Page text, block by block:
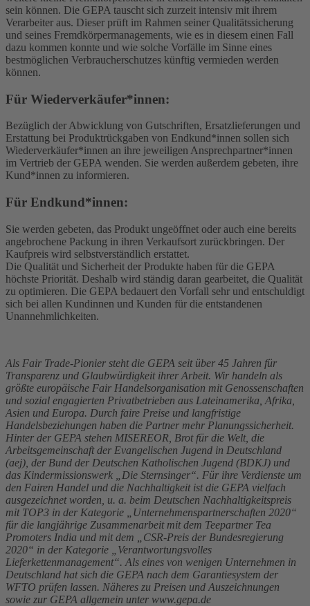
sein können. Die GEPA tauscht sich zurzeit intensiv mit ihrem
Verarbeiter aus. Dieser prüft im Rahmen seiner Qualitätssicherung
und seines Fremdkörpermanagements, wie es in diesem einen Fall
dazu kommen konnte und wie solche Vorfälle im Sinne eines
bestmöglichen Verbraucherschutzes künftig vermieden werden
können.
Für Wiederverkäufer*innen:
Bezüglich der Abwicklung von Gutschriften, Ersatzlieferungen und
Erstattung bei Produktrückgaben von Endkund*innen sollen sich
Wiederverkäufer*innen an ihre jeweiligen Ansprechpartner*innen
im Vertrieb der GEPA wenden. Sie werden außerdem gebeten, ihre
Kund*innen zu informieren.
Für Endkund*innen:
Sie werden gebeten, das Produkt ungeöffnet oder auch eine bereits
angebrochene Packung in ihren Verkaufsort zurückbringen. Der
Kaufpreis wird selbstverständlich erstattet.
Die Qualität und Sicherheit der Produkte haben für die GEPA
höchste Priorität. Deshalb wird ständig daran gearbeitet, die Qualität
zu optimieren. Die GEPA bedauert den Vorfall sehr und entschuldigt
sich bei allen Kundinnen und Kunden für die entstandenen
Unannehmlichkeiten.
Als Fair Trade-Pionier steht die GEPA seit über 45 Jahren für
Transparenz und Glaubwürdigkeit ihrer Arbeit. Wir handeln als
größte europäische Fair Handelsorganisation mit Genossenschaften
und sozial engagierten Privatbetrieben aus Lateinamerika, Afrika,
Asien und Europa. Durch faire Preise und langfristige
Handelsbeziehungen haben die Partner mehr Planungssicherheit.
Hinter der GEPA stehen MISEREOR, Brot für die Welt, die
Arbeitsgemeinschaft der Evangelischen Jugend in Deutschland
(aej), der Bund der Deutschen Katholischen Jugend (BDKJ) und
das Kindermissionswerk „Die Sternsinger“. Für ihre Verdienste um
den Fairen Handel und die Nachhaltigkeit ist die GEPA vielfach
ausgezeichnet worden, u. a. beim Deutschen Nachhaltigkeitspreis
mit TOP3 in der Kategorie „Unternehmenspartnerschaften 2020“
für die langjährige Zusammenarbeit mit dem Teepartner Tea
Promoters India und mit dem „CSR-Preis der Bundesregierung
2020“ in der Kategorie „Verantwortungsvolles
Lieferkettenmanagement“. Als eines von wenigen Unternehmen in
Deutschland hat sich die GEPA nach dem Garantiesystem der
WFTO prüfen lassen. Näheres zu Preisen und Auszeichnungen
sowie zur GEPA allgemein unter www.gepa.de